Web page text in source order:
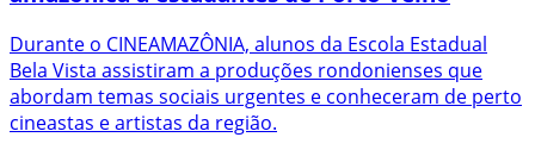
Durante o CINEAMAZÔNIA, alunos da Escola Estadual
Bela Vista assistiram a produções rondonienses que
abordam temas sociais urgentes e conheceram de perto
cineastas e artistas da região.